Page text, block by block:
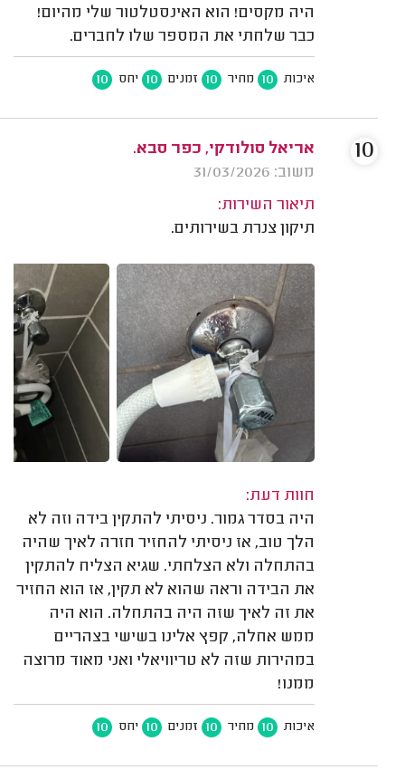
היה מקסים! הוא האינסטלטור שלי מהיום!
כבר שלחתי את המספר שלו לחברים.
איכות 10 מחיר 10 זמנים 10 יחס 10
אריאל סולודקי, כפר סבא.
משוב: 31/03/2026
תיאור השירות:
תיקון צנרת בשירותים.
חוות דעת:
היה בסדר גמור. ניסיתי להתקין בידה וזה לא
הלך טוב, אז ניסיתי להחזיר חזרה לאיך שהיה
בהתחלה ולא הצלחתי. שגיא הצליח להתקין
את הבידה וראה שהוא לא תקין, אז הוא החזיר
את זה לאיך שזה היה בהתחלה. הוא היה
ממש אחלה, קפץ אלינו בשישי בצהריים
במהירות שזה לא טריוויאלי ואני מאוד מרוצה
ממנו!
איכות 10 מחיר 10 זמנים 10 יחס 10
10